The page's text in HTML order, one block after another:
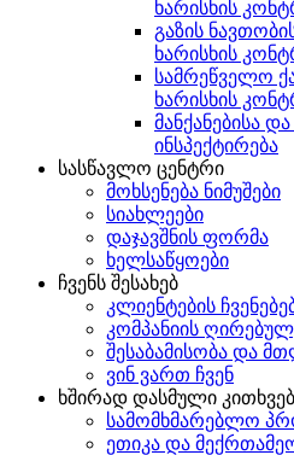
ხარისხის
გაზის
ხარისხის
სამრეწველო
ხარისხის
მანქანებისა
ინსპექტირება
სასწავლო ცენტრი
მოხსენება ნიმუშები
სიახლეები
დაჯავშნის ფორმა
ხელსაწყოები
ჩვენს შესახებ
კლიენტების
კომპანიის
შესაბამისობა და
ვინ ვართ ჩვენ
ხშირად დასმული
სამომხმარებლო
ეთიკა და